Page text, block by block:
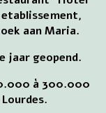
etablissement,
aan Maria.
jaar geopend.
à 300.000